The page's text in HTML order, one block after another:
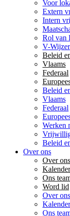
Voor
Extern
Intern
Rol van
V-Wijzer
Beleid
Vlaams
Federaal
Beleid
Vlaams
Federaal
Werken
Beleid
Over ons
Over ons
Kalender
Ons
Word lid
Over ons
Kalender
Ons